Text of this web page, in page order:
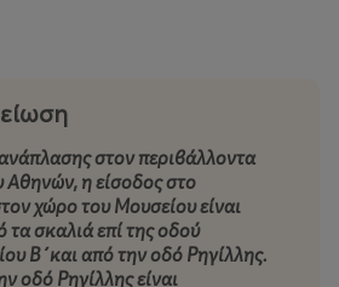
άμεσα ή έμμεσα με αυτά.
Αθλητισμού και Νεολαίας
(ΟΠΑΝΔΑ)
δημιούργησε
Αθήναςπου σήμερα, στεγάζεται
του Ωδείου Αθηνών.
Αθήνας υπάρχει για να
στον περιβάλλοντα
Αθηνών, η είσοδος στο
χώρο του Μουσείου είναι
σκαλιά επί της οδού
Β΄και από την οδό Ρηγίλλης.
οδό Ρηγίλλης είναι